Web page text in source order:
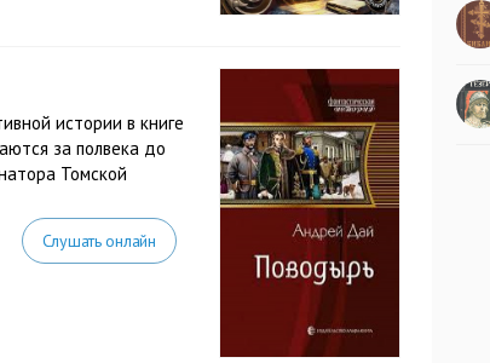
истории в книге
за полвека до
Томской
Слушать онлайн